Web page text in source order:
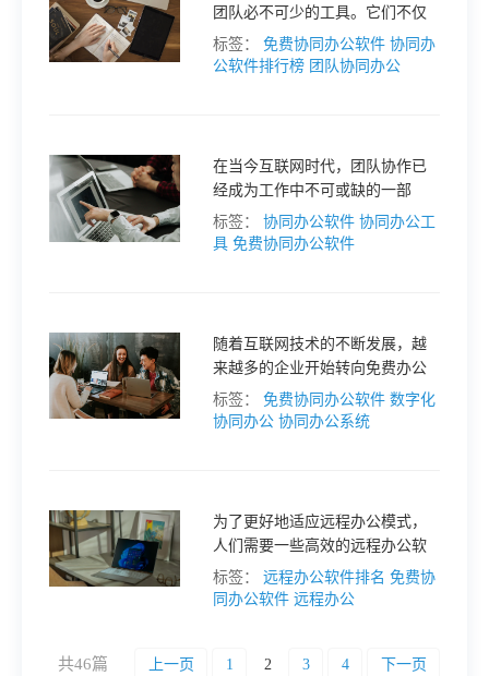
团队必不可少的工具。它们不仅
可以帮助团队成员高效地协同工
作，还可以提升团队的沟通效率
标签： 免费协同办公软件 协同办
公软件排行榜 团队协同办公
在当今互联网时代，团队协作已
经成为工作中不可或缺的一部
分。随着云计算技术的不断发
展，各种免费的协同办公工具也
标签： 协同办公软件 协同办公工
具 免费协同办公软件
随着互联网技术的不断发展，越
来越多的企业开始转向免费办公
平台，以打造数字化智能办公环
境。
标签： 免费协同办公软件 数字化
协同办公 协同办公系统
为了更好地适应远程办公模式，
人们需要一些高效的远程办公软
件来提高工作效率。那么，2024
年最新远程办公软件排名前十免
标签： 远程办公软件排名 免费协
同办公软件 远程办公
共46篇 上一页 1 2 3 4 下一页